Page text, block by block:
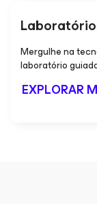
Mergulhe na
laboratório
EXPLORAR